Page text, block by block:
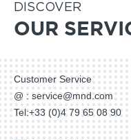
DISCOVER
OUR
Customer Service
@ : service@mnd.com
Tel:+33 (0)4 79 65 08 90